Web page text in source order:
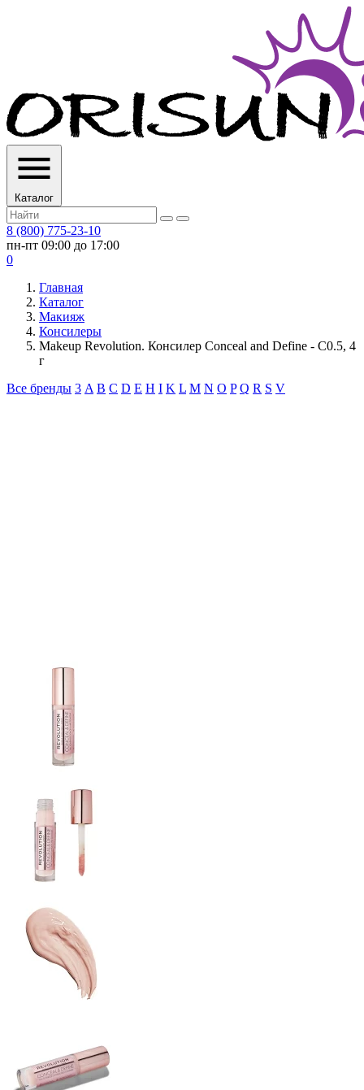
Каталог
8 (800) 775-23-10
пн-пт 09:00 до 17:00
0
Главная
Каталог
Макияж
Консилеры
Makeup Revolution. Консилер Conceal and Define - C0.5, 4
г
Все бренды 3 A B C D E H I K L M N O P Q R S V